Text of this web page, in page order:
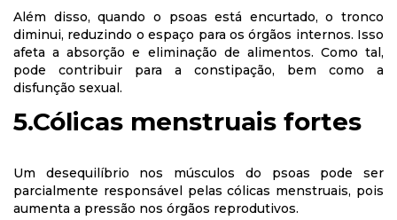
Além disso, quando o psoas está encurtado, o tronco
diminui, reduzindo o espaço para os órgãos internos. Isso
afeta a absorção e eliminação de alimentos. Como tal,
pode contribuir para a constipação, bem como a
disfunção sexual.
5.Cólicas menstruais fortes
Um desequilíbrio nos músculos do psoas pode ser
parcialmente responsável pelas cólicas menstruais, pois
aumenta a pressão nos órgãos reprodutivos.